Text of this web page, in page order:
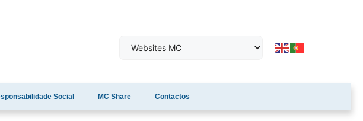
Social MC Share Contactos